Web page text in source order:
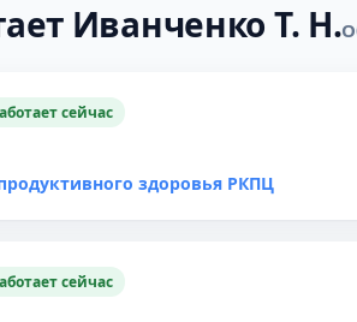
Иванченко Т. Н.
сейчас
здоровья РКПЦ
сейчас